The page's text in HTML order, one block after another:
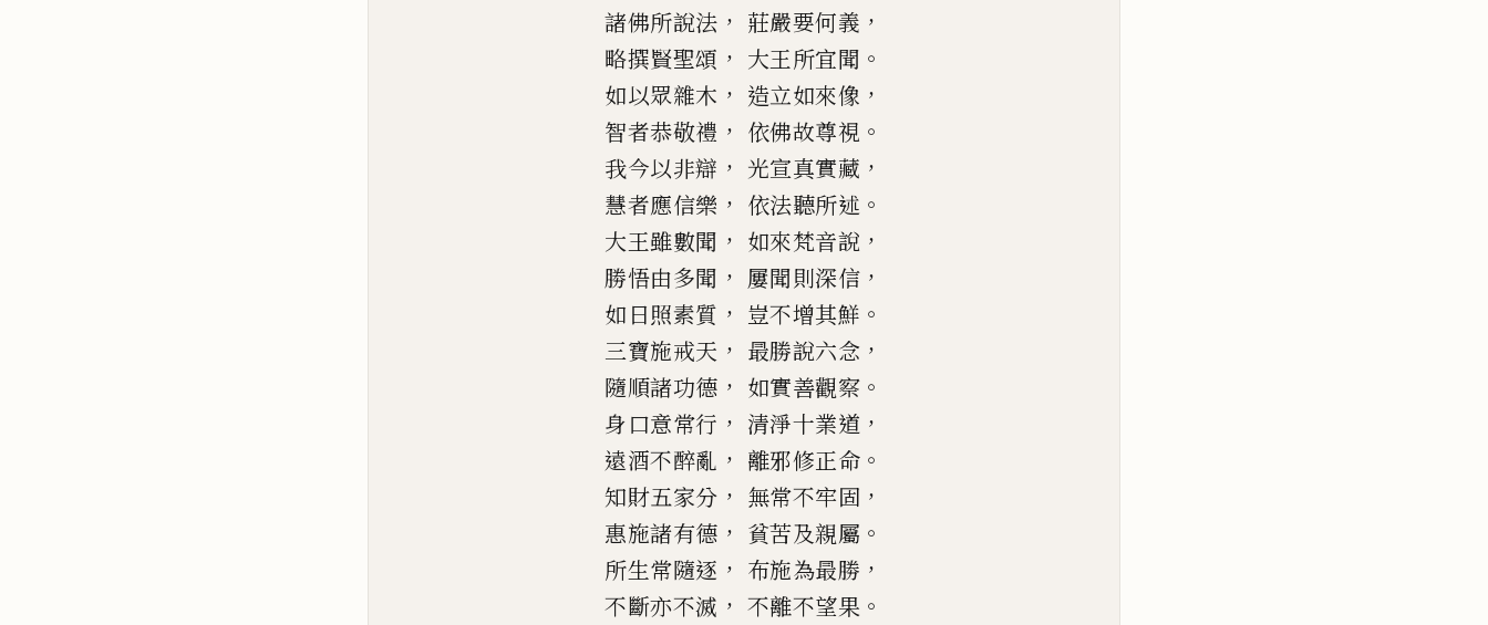
諸佛所說法 ， 莊嚴要何義 ，
略撰賢聖頌 ， 大王所宜聞 。
如以眾雜木 ， 造立如來像 ，
智者恭敬禮 ， 依佛故尊視 。
我今以非辯 ， 光宣真實藏 ，
慧者應信樂 ， 依法聽所述 。
大王雖數聞 ， 如來梵音說 ，
勝悟由多聞 ， 屢聞則深信 ，
如日照素質 ， 豈不增其鮮 。
三寶施戒天 ， 最勝說六念 ，
隨順諸功德 ， 如實善觀察 。
身口意常行 ， 清淨十業道 ，
遠酒不醉亂 ， 離邪修正命 。
知財五家分 ， 無常不牢固 ，
惠施諸有德 ， 貧苦及親屬 。
所生常隨逐 ， 布施為最勝 ，
不斷亦不滅 ， 不離不望果 。